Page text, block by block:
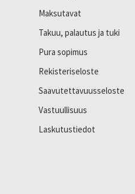
Maksutavat
Takuu, palautus ja tuki
Pura sopimus
Rekisteriseloste
Saavutettavuusseloste
Vastuullisuus
Laskutustiedot